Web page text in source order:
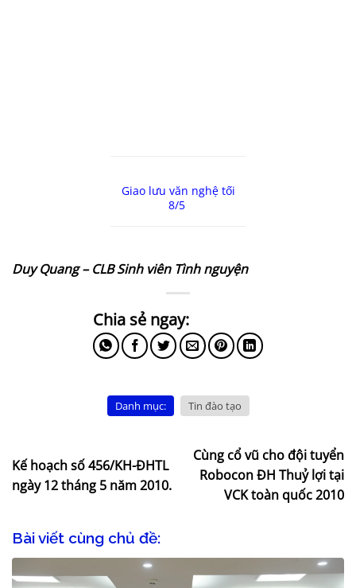
Giao lưu văn nghệ tối
8/5
Duy Quang – CLB Sinh viên Tình nguyện
Danh mục: Tin đào tạo
Kế hoạch số 456/KH-ĐHTL
ngày 12 tháng 5 năm 2010.
Cùng cổ vũ cho đội tuyển
Robocon ĐH Thuỷ lợi tại
VCK toàn quốc 2010
Bài viết cùng chủ đề: